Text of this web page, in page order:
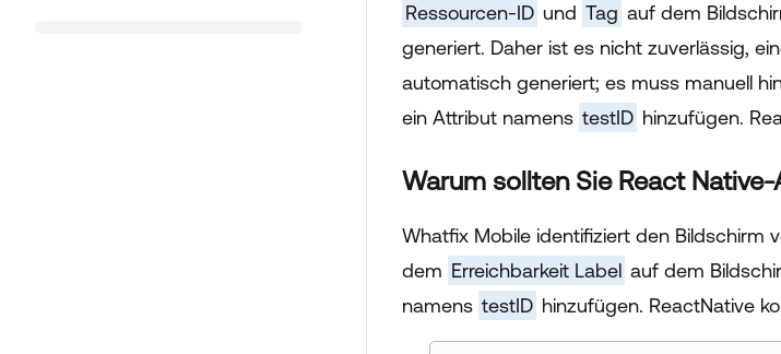
Ressourcen-ID und Tag auf dem
generiert. Daher ist es nicht zuverlässig,
automatisch generiert; es muss manuell
ein Attribut namens testID hinzufügen.
Warum sollten Sie React
Whatfix Mobile identifiziert den Bildschirm
dem Erreichbarkeit Label auf dem
namens testID hinzufügen. ReactNative